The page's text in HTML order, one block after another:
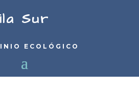
Sur
ECOLÓGICO